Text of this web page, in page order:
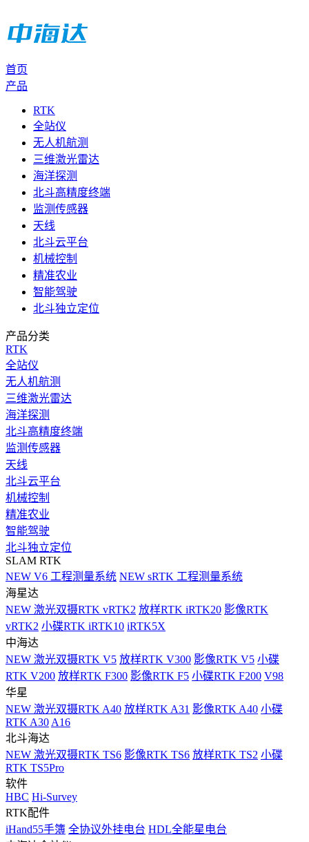
首页
产品
RTK
全站仪
无人机航测
三维激光雷达
海洋探测
北斗高精度终端
监测传感器
天线
北斗云平台
机械控制
精准农业
智能驾驶
北斗独立定位
产品分类
RTK
全站仪
无人机航测
三维激光雷达
海洋探测
北斗高精度终端
监测传感器
天线
北斗云平台
机械控制
精准农业
智能驾驶
北斗独立定位
SLAM RTK
NEW V6 工程测量系统 NEW sRTK 工程测量系统
海星达
NEW 激光双摄RTK vRTK2 放样RTK iRTK20 影像RTK
vRTK2 小碟RTK iRTK10 iRTK5X
中海达
NEW 激光双摄RTK V5 放样RTK V300 影像RTK V5 小碟
RTK V200 放样RTK F300 影像RTK F5 小碟RTK F200 V98
华星
NEW 激光双摄RTK A40 放样RTK A31 影像RTK A40 小碟
RTK A30 A16
北斗海达
NEW 激光双摄RTK TS6 影像RTK TS6 放样RTK TS2 小碟
RTK TS5Pro
软件
HBC Hi-Survey
RTK配件
iHand55手簿 全协议外挂电台 HDL全能星电台